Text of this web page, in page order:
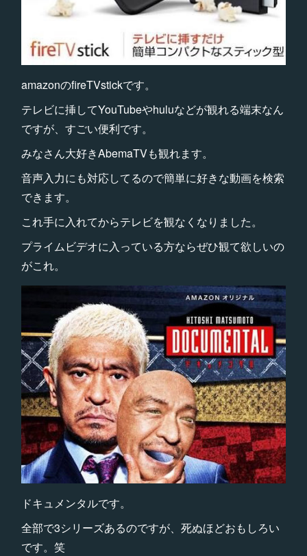
amazonのfireTVstickです。
テレビに挿してYouTubeやhuluなどが観れる端末なん
ですが、すごい便利です。
みなさん大好きAbemaTVも観れます。
音声入力にも対応してるので簡単に好きな動画を検索
できます。
これ手に入れてからテレビを観なくなりました。
プライムビデオに入っている方ならぜひ観て欲しいの
がこれ。
ドキュメンタルです。
全部で3シリーズあるのですが、死ぬほどおもしろい
です。笑